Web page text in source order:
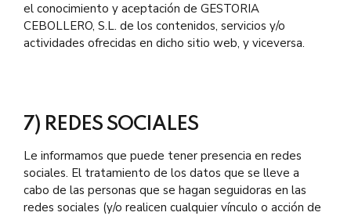
el conocimiento y aceptación de GESTORIA
CEBOLLERO, S.L. de los contenidos, servicios y/o
actividades ofrecidas en dicho sitio web, y viceversa.
7) REDES SOCIALES
Le informamos que puede tener presencia en redes
sociales. El tratamiento de los datos que se lleve a
cabo de las personas que se hagan seguidoras en las
redes sociales (y/o realicen cualquier vínculo o acción de